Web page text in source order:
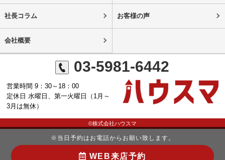
社長コラム お客様の声
会社概要
03-5981-6442
営業時間 9：30～18：00
定休日 水曜日、第一火曜日（1月～
3月は無休）
©株式会社ハウスマ
※当日予約はお電話からお願い致します。
WEB来店予約